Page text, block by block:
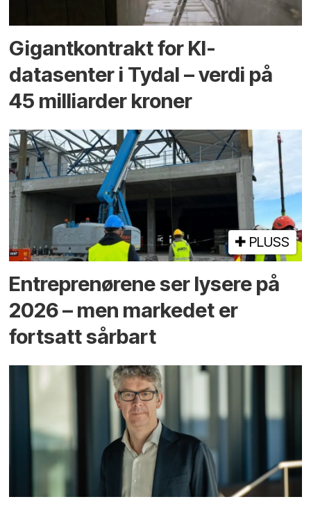
Gigantkontrakt for KI-
datasenter i Tydal – verdi på
45 milliarder kroner
PLUSS
Entreprenørene ser lysere på
2026 – men markedet er
fortsatt sårbart